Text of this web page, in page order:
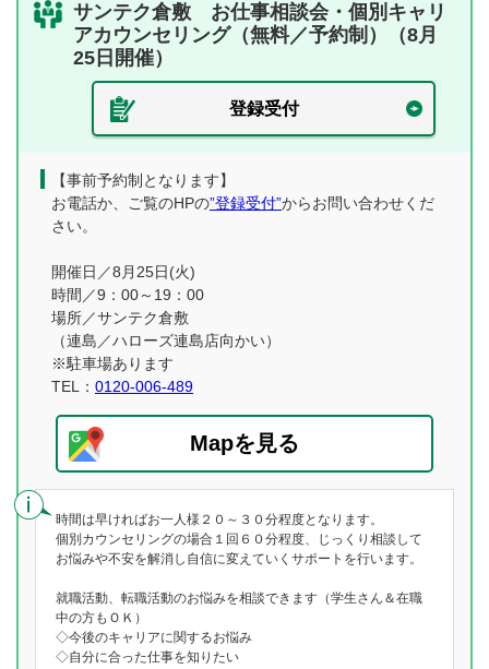
サンテク倉敷 お仕事相談会・個別キャリ
アカウンセリング（無料／予約制）（8月
25日開催）
登録受付
【事前予約制となります】
お電話か、ご覧のHPの”登録受付”からお問い合わせくだ
さい。
開催日／8月25日(火)
時間／9：00～19：00
場所／サンテク倉敷
（連島／ハローズ連島店向かい）
※駐車場あります
TEL： 0120-006-489
Mapを見る
時間は早ければお一人様２０～３０分程度となります。
個別カウンセリングの場合１回６０分程度、じっくり相談して
お悩みや不安を解消し自信に変えていくサポートを行います。
就職活動、転職活動のお悩みを相談できます（学生さん＆在職
中の方もＯＫ）
◇今後のキャリアに関するお悩み
◇自分に合った仕事を知りたい